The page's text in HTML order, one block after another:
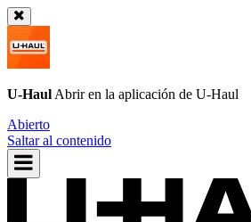
U-Haul Abrir en la aplicación de U-Haul
Abierto
Saltar al contenido